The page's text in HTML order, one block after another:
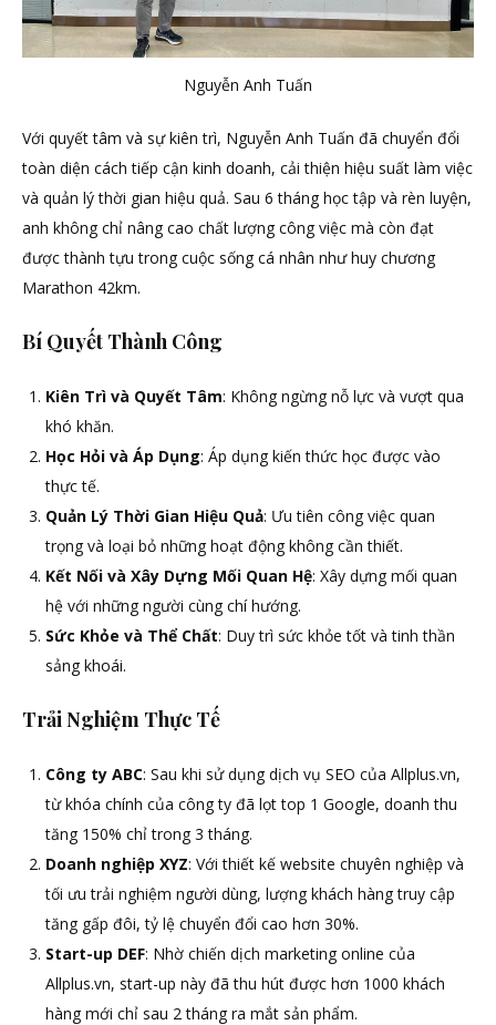
Nguyễn Anh Tuấn
Với quyết tâm và sự kiên trì, Nguyễn Anh Tuấn đã chuyển đổi
toàn diện cách tiếp cận kinh doanh, cải thiện hiệu suất làm việc
và quản lý thời gian hiệu quả. Sau 6 tháng học tập và rèn luyện,
anh không chỉ nâng cao chất lượng công việc mà còn đạt
được thành tựu trong cuộc sống cá nhân như huy chương
Marathon 42km.
Bí Quyết Thành Công
Kiên Trì và Quyết Tâm: Không ngừng nỗ lực và vượt qua
khó khăn.
Học Hỏi và Áp Dụng: Áp dụng kiến thức học được vào
thực tế.
Quản Lý Thời Gian Hiệu Quả: Ưu tiên công việc quan
trọng và loại bỏ những hoạt động không cần thiết.
Kết Nối và Xây Dựng Mối Quan Hệ: Xây dựng mối quan
hệ với những người cùng chí hướng.
Sức Khỏe và Thể Chất: Duy trì sức khỏe tốt và tinh thần
sảng khoái.
Trải Nghiệm Thực Tế
Công ty ABC: Sau khi sử dụng dịch vụ SEO của Allplus.vn,
từ khóa chính của công ty đã lọt top 1 Google, doanh thu
tăng 150% chỉ trong 3 tháng.
Doanh nghiệp XYZ: Với thiết kế website chuyên nghiệp và
tối ưu trải nghiệm người dùng, lượng khách hàng truy cập
tăng gấp đôi, tỷ lệ chuyển đổi cao hơn 30%.
Start-up DEF: Nhờ chiến dịch marketing online của
Allplus.vn, start-up này đã thu hút được hơn 1000 khách
hàng mới chỉ sau 2 tháng ra mắt sản phẩm.